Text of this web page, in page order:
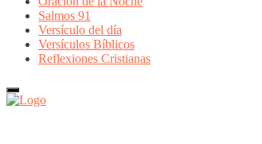
Salmos 91
Versículo del día
Versículos Bíblicos
Reflexiones Cristianas